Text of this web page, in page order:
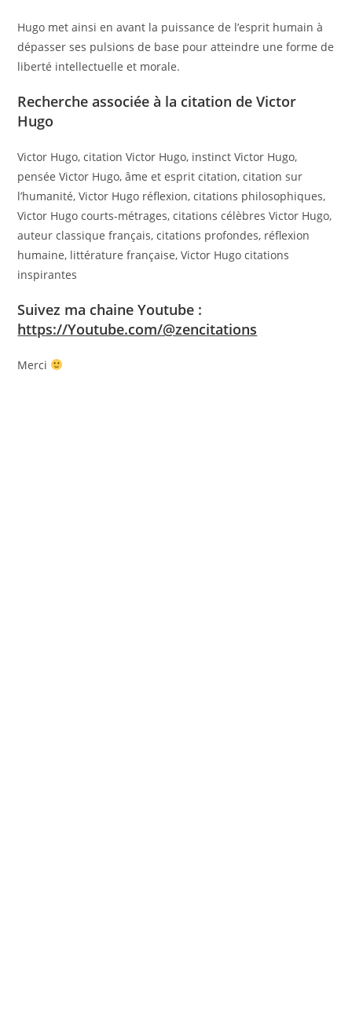
Hugo met ainsi en avant la puissance de l’esprit humain à
dépasser ses pulsions de base pour atteindre une forme de
liberté intellectuelle et morale.
Recherche associée à la citation de Victor
Hugo
Victor Hugo, citation Victor Hugo, instinct Victor Hugo,
pensée Victor Hugo, âme et esprit citation, citation sur
l’humanité, Victor Hugo réflexion, citations philosophiques,
Victor Hugo courts-métrages, citations célèbres Victor Hugo,
auteur classique français, citations profondes, réflexion
humaine, littérature française, Victor Hugo citations
inspirantes
Suivez ma chaine Youtube :
https://Youtube.com/@zencitations
Merci